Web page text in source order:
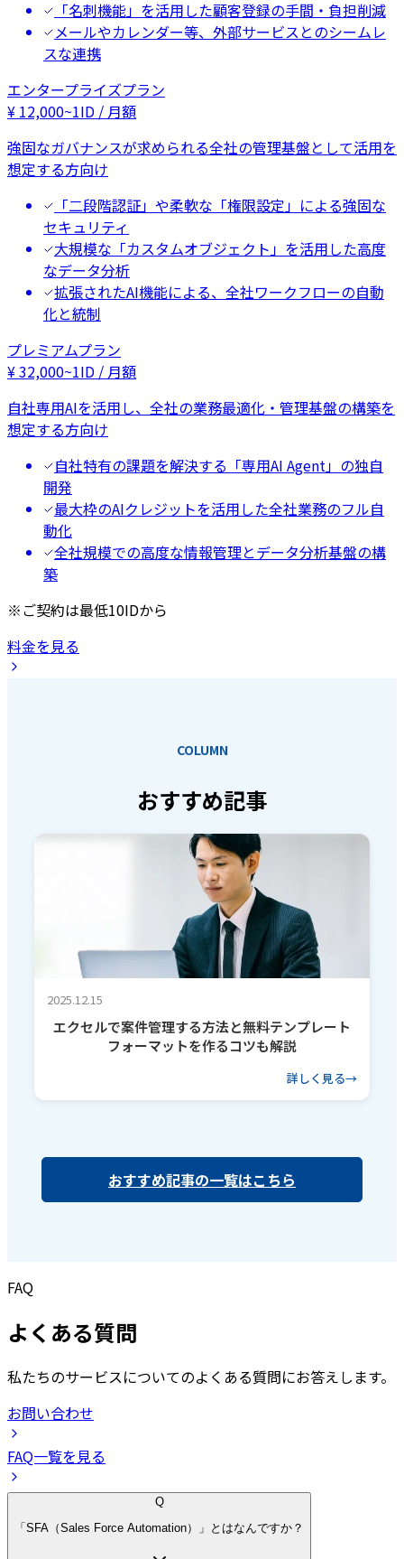
「名刺機能」を活用した顧客登録の手間・負担削減
メールやカレンダー等、外部サービスとのシームレ
スな連携
エンタープライズプラン
¥ 12,000~1ID / 月額
強固なガバナンスが求められる全社の管理基盤として活用を
想定する方向け
「二段階認証」や柔軟な「権限設定」による強固な
セキュリティ
大規模な「カスタムオブジェクト」を活用した高度
なデータ分析
拡張されたAI機能による、全社ワークフローの自動
化と統制
プレミアムプラン
¥32,000~1ID / 月額
自社専用AIを活用し、全社の業務最適化・管理基盤の構築を
想定する方向け
自社特有の課題を解決する「専用AI Agent」の独自
開発
最大枠のAIクレジットを活用した全社業務のフル自
動化
全社規模での高度な情報管理とデータ分析基盤の構
築
※ご契約は最低10IDから
料金を見る
COLUMN
おすすめ記事
2025.12.15
エクセルで案件管理する方法と無料テンプレート
フォーマットを作るコツも解説
詳しく見る
おすすめ記事の一覧はこちら
FAQ
よくある質問
私たちのサービスについてのよくある質問にお答えします。
お問い合わせ
FAQ一覧を見る
Q
「SFA（Sales Force Automation）」とはなんですか？